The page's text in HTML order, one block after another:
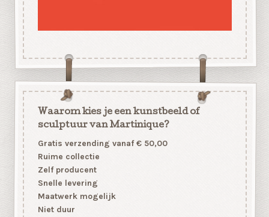
Waarom kies je een kunstbeeld of
sculptuur van Martinique?
Gratis verzending vanaf € 50,00
Ruime collectie
Zelf producent
Snelle levering
Maatwerk mogelijk
Niet duur